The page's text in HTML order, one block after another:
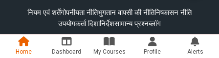
नियम एवं शर्तेंगोपनीयता नीतिभुगतान वापसी की नीतिनिष्कासन नीति
उपयोगकर्ता दिशानिर्देशसामान्य प्रश्नब्लॉग
Home Dashboard My Courses Profile Alerts